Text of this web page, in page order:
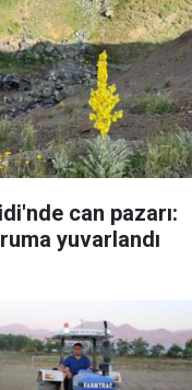
can pazarı:
yuvarlandı